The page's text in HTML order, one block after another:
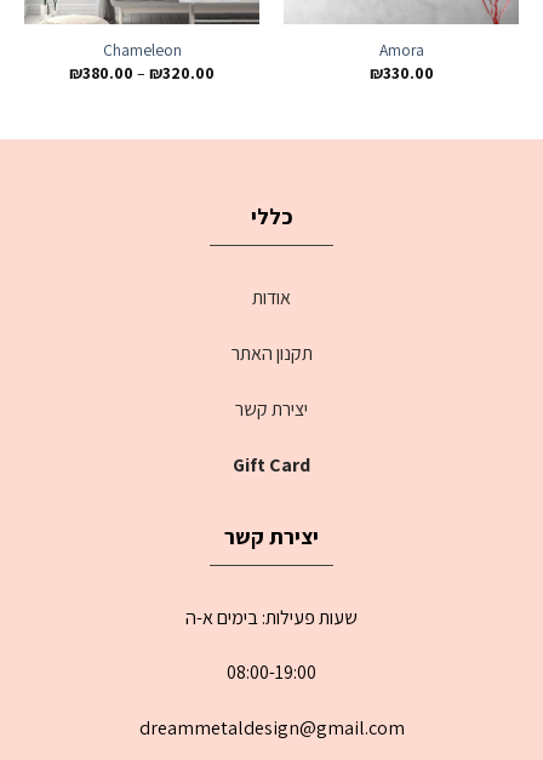
Amora
₪330.00
Chameleon
₪320.00
–
₪380.00
כללי
אודות
תקנון האתר
יצירת קשר
Gift Card
יצירת קשר
שעות פעילות: בימים א-ה
08:00-19:00
dreammetaldesign@gmail.com